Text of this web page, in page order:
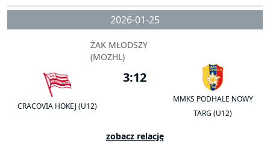
2026-01-25
ŻAK MŁODSZY
(MOZHL)
CRACOVIA HOKEJ (U12)
3:12
MMKS PODHALE NOWY
TARG (U12)
zobacz relację